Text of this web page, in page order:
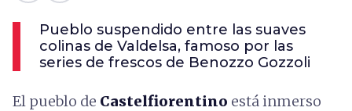
Pueblo suspendido entre las suaves
colinas de Valdelsa, famoso por las
series de frescos de Benozzo Gozzoli
El pueblo de Castelfiorentino está inmerso